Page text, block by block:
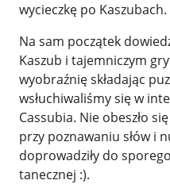
wycieczkę po Kaszubach.
Na sam początek
Kaszub i tajemniczym
wyobraźnię składając
wsłuchiwaliśmy się w
Cassubia. Nie obeszło
przy poznawaniu słów i
doprowadziły do
tanecznej :).